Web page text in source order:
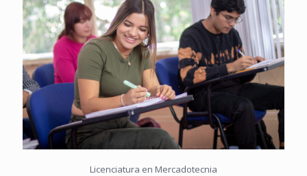
Licenciatura en Mercadotecnia